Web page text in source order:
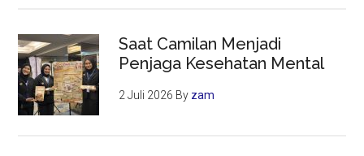
Saat Camilan Menjadi
Penjaga Kesehatan Mental
2 Juli 2026 By zam